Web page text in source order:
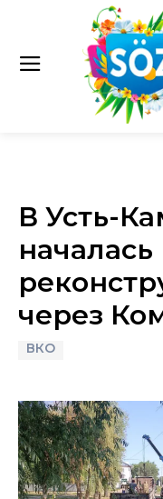
В Усть-
началась
через
ВКО